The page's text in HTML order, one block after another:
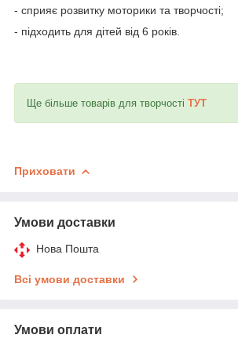
- сприяє розвитку моторики та творчості;
- підходить для дітей від 6 років.
Ще більше товарів для творчості ТУТ
Приховати
Умови доставки
Нова Пошта
Всі умови доставки
Умови оплати